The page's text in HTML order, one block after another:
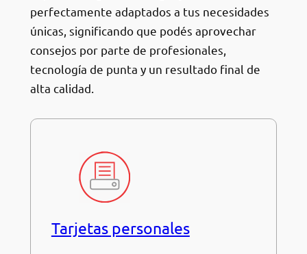
perfectamente adaptados a tus necesidades
únicas, significando que podés aprovechar
consejos por parte de profesionales,
tecnología de punta y un resultado final de
alta calidad.
Tarjetas personales